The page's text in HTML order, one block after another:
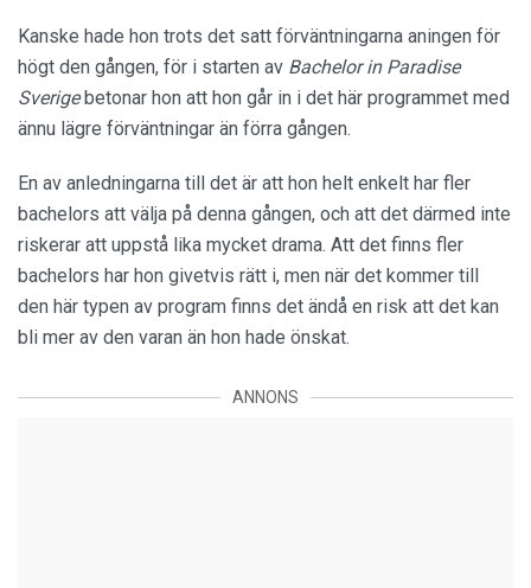
Kanske hade hon trots det satt förväntningarna aningen för
högt den gången, för i starten av Bachelor in Paradise
Sverigebetonar hon att hon går in i det här programmet med
ännu lägre förväntningar än förra gången.
En av anledningarna till det är att hon helt enkelt har fler
bachelors att välja på denna gången, och att det därmed inte
riskerar att uppstå lika mycket drama. Att det finns fler
bachelors har hon givetvis rätt i, men när det kommer till
den här typen av program finns det ändå en risk att det kan
bli mer av den varan än hon hade önskat.
ANNONS